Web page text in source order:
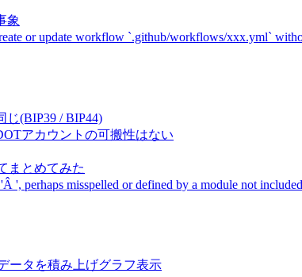
象
or update workflow `.github/workflows/xxx.yml`
じ(BIP39 / BIP44)
アカウントの可搬性はない
まとめてみた
perhaps misspelled or defined by a module not
ータを積み上げグラフ表示